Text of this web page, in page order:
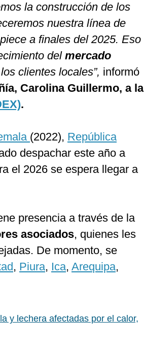
la construcción de los
nuestra línea de
a finales del 2025. Eso
delmercado
clientes locales”, informó
Carolina Guillermo, a la
.
(2022), República
despachar este año a
el 2026 se espera llegar a
presencia a través de la
asociados, quienes les
De momento, se
, Piura, Ica, Arequipa,
y lechera afectadas por el calor,